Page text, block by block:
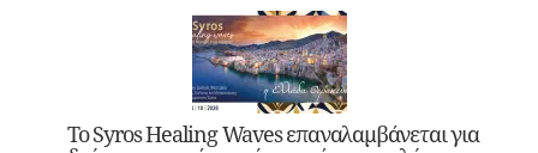
Το Syros Healing Waves επαναλαμβάνεται για